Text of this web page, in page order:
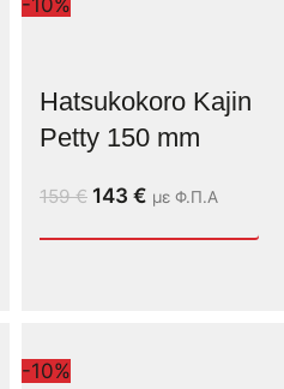
-10%
Hatsukokoro Kajin
Petty 150 mm
159€ 143 € με Φ.Π.Α
-10%